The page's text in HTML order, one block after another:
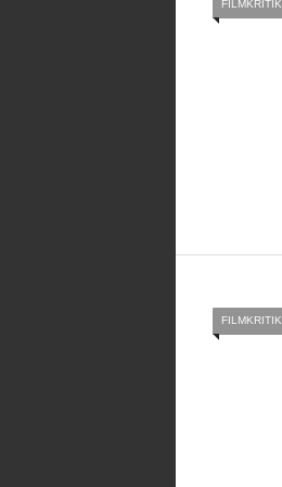
FILMKRITIK
FILMKRITIK